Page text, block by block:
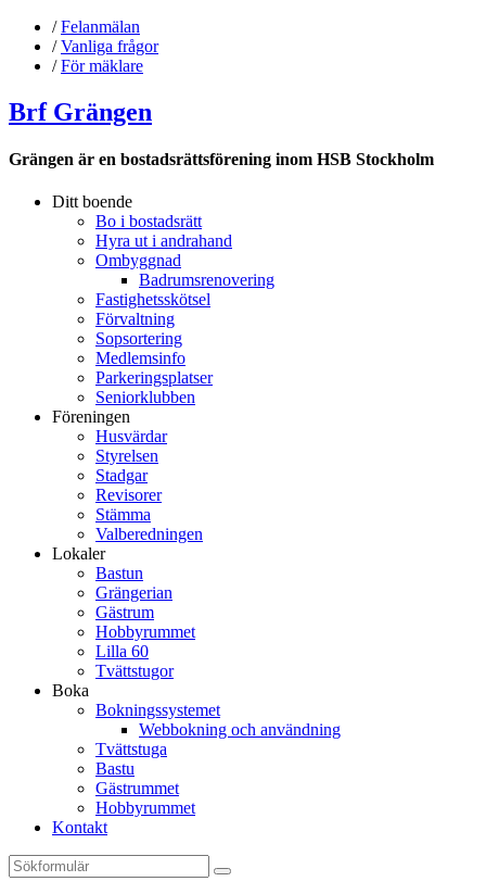
/Felanmälan
/Vanliga frågor
/För mäklare
Brf Grängen
Grängen är en bostadsrättsförening inom HSB Stockholm
Ditt boende
Bo i bostadsrätt
Hyra ut i andrahand
Ombyggnad
Badrumsrenovering
Fastighetsskötsel
Förvaltning
Sopsortering
Medlemsinfo
Parkeringsplatser
Seniorklubben
Föreningen
Husvärdar
Styrelsen
Stadgar
Revisorer
Stämma
Valberedningen
Lokaler
Bastun
Grängerian
Gästrum
Hobbyrummet
Lilla 60
Tvättstugor
Boka
Bokningssystemet
Webbokning och användning
Tvättstuga
Bastu
Gästrummet
Hobbyrummet
Kontakt